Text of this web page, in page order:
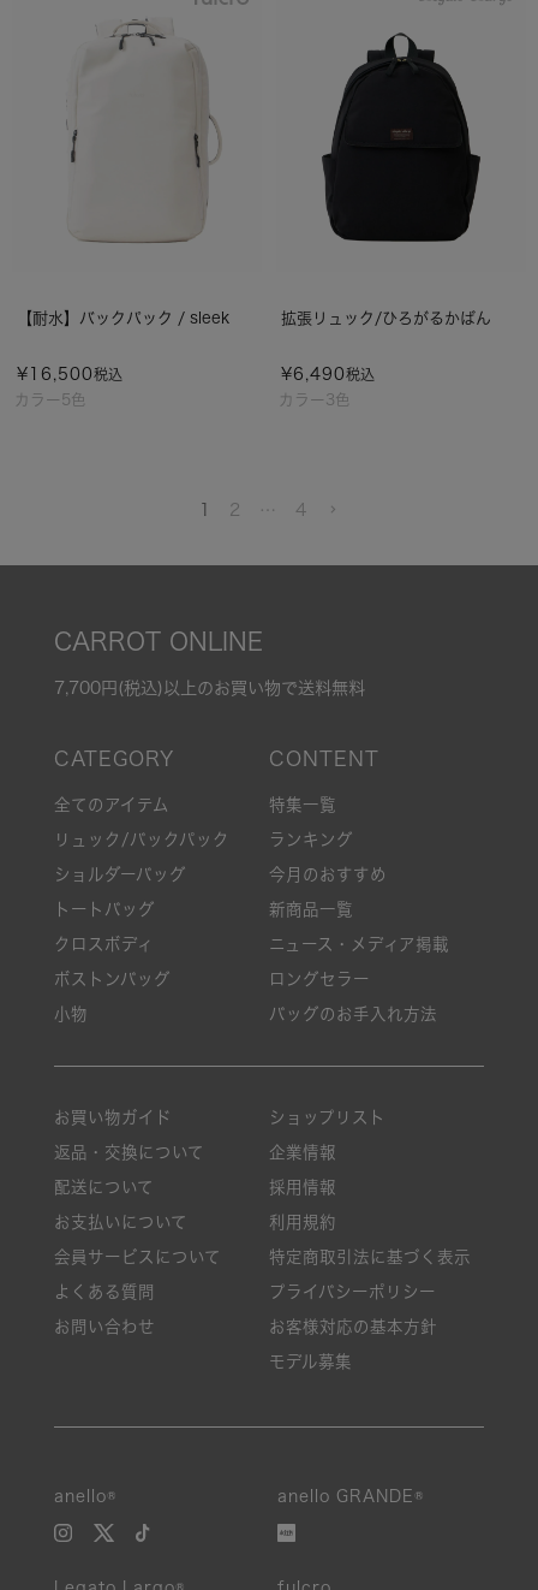
カラー5色
【耐水】バックパック / sleek
¥ 16,500税込
カラー3色
拡張リュック/ひろがるかばん
¥6,490税込
1 2 … 4
CARROT ONLINE
7,700円(税込)以上のお買い物で送料無料
全てのアイテム
リュック/バックパック
ショルダーバッグ
トートバッグ
クロスボディ
ボストンバッグ
小物
特集一覧
ランキング
今月のおすすめ
新商品一覧
ニュース・メディア掲載
ロングセラー
バッグのお手入れ方法
お買い物ガイド
返品・交換について
配送について
お支払いについて
会員サービスについて
よくある質問
お問い合わせ
ショップリスト
企業情報
採用情報
利用規約
特定商取引法に基づく表示
プライバシーポリシー
お客様対応の基本方針
モデル募集
anello® anello GRANDE®